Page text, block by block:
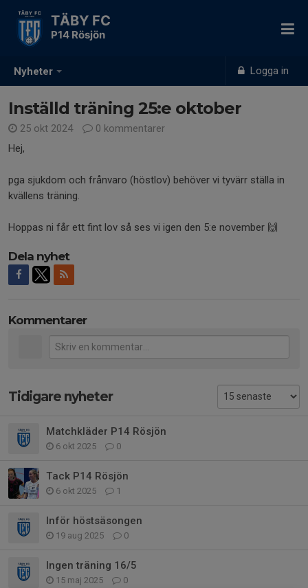
Nyheter Logga in
TÄBY FC
P14 Rösjön
Inställd träning 25:e oktober
25 okt 2024
0 kommentarer
Hej,
pga sjukdom och frånvaro (höstlov) behöver vi tyvärr ställa in
kvällens träning.
Hoppas ni får ett fint lov så ses vi igen den 5:e november 🙌
Dela nyhet
Kommentarer
Tidigare nyheter
Matchkläder P14 Rösjön
6 okt 2025 0
Tack P14 Rösjön
6 okt 2025 1
Inför höstsäsongen
19 aug 2025 0
Ingen träning 16/5
15 maj 2025 0